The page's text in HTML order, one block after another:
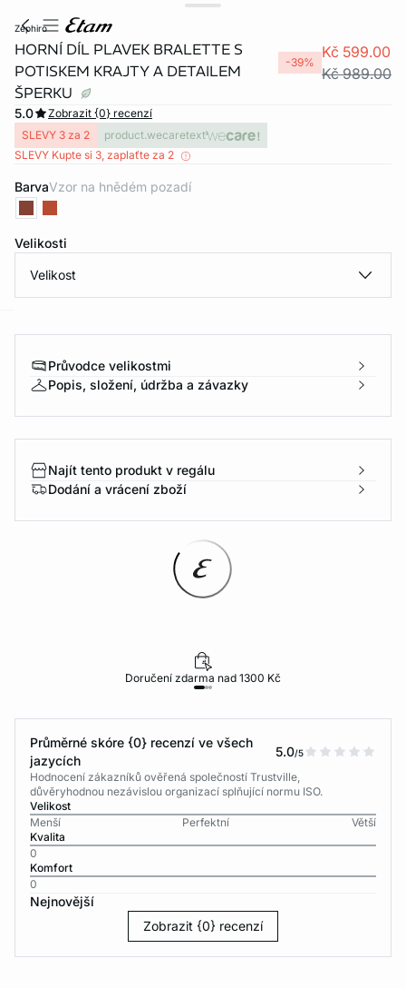
zephiro
HORNÍ DÍL PLAVEK BRALETTE S
POTISKEM KRAJTY A DETAILEM
ŠPERKU
-39%
Kč 599.00
Kč 989.00
5.0
Zobrazit {0} recenzí
SLEVY 3 za 2
product.wecaretext
SLEVY Kupte si 3, zaplaťte za 2
Barva vzor na hnědém pozadí
Velikosti
Velikost
Průvodce velikostmi
Popis, složení, údržba a závazky
Najít tento produkt v regálu
Dodání a vrácení zboží
Doručení zdarma nad 1300 Kč
Průměrné skóre {0} recenzí ve všech
jazycích
5.0/5
Hodnocení zákazníků ověřená společností Trustville,
důvěryhodnou nezávislou organizací splňující normu ISO.
Velikost
Menší
Perfektní
Větší
Kvalita
0
Komfort
0
Nejnovější
Zobrazit {0} recenzí